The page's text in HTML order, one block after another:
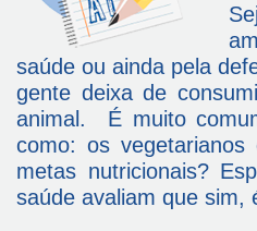
saúde ou ainda pela
gente deixa de
animal. É muito
como: os vegetarianos
metas nutricionais?
saúde avaliam que sim,